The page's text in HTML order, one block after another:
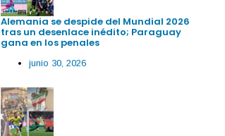
Alemania se despide del Mundial 2026
tras un desenlace inédito; Paraguay
gana en los penales
junio 30, 2026